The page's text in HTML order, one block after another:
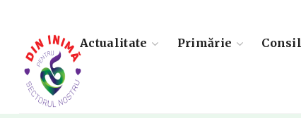
Actualitate Primărie